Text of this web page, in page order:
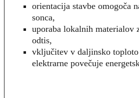
orientacija stavbe omogoča
sonca,
uporaba lokalnih materialov
odtis,
vključitev v daljinsko
elektrarne povečuje